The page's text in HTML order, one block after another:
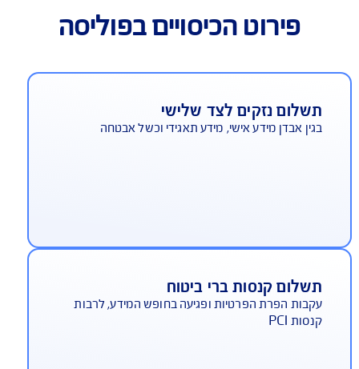
כיסוי אחריות מקצועית
פירוט הכיסויים בפוליסה
אבדן מידע אישי, מידע תאגידי וכשל אבטחה